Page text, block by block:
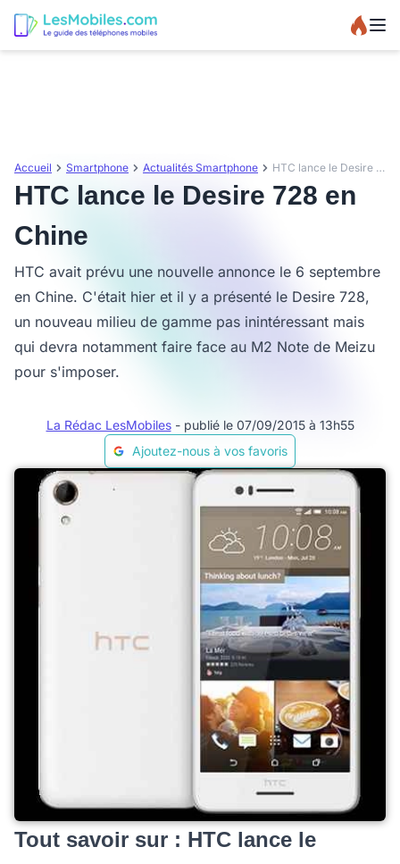
Accueil Smartphone Actualités Smartphone HTC lance le Desire 728 en Chine
HTC lance le Desire 728 en
Chine
HTC avait prévu une nouvelle annonce le 6 septembre
en Chine. C'était hier et il y a présenté le Desire 728,
un nouveau milieu de gamme pas inintéressant mais
qui devra notamment faire face au M2 Note de Meizu
pour s'imposer.
La Rédac LesMobiles - publié le 07/09/2015 à 13h55
Ajoutez-nous à vos favoris
Tout savoir sur : HTC lance le